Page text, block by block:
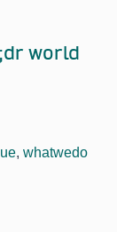
world
, whatwedo